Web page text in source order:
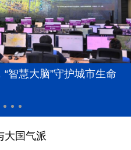
智慧大脑”守护城市生命
大国气派